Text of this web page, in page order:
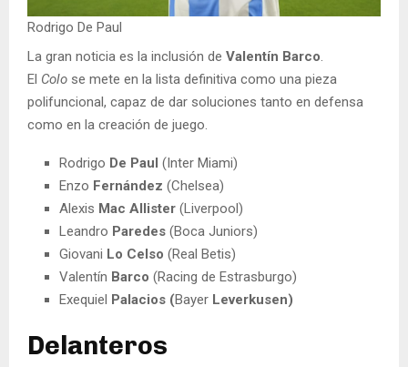
Rodrigo De Paul
La gran noticia es la inclusión de Valentín Barco
El Colo se mete en la lista definitiva como una pieza
polifuncional, capaz de dar soluciones tanto en defensa
como en la creación de juego.
Rodrigo De Paul (Inter Miami)
Enzo Fernández (Chelsea)
Alexis Mac Allister (Liverpool)
Leandro Paredes (Boca Juniors)
Giovani Lo Celso (Real Betis)
Valentín Barco (Racing de Estrasburgo)
Exequiel Palacios (Bayer Leverkusen)
Delanteros